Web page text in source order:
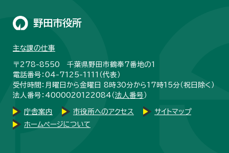
野田市役所
主な課の仕事
〒278-8550 千葉県野田市鶴奉7番地の1
電話番号：04-7125-1111（代表）
受付時間：月曜日から金曜日 8時30分から17時15分（祝日除く）
法人番号：4000020122084（法人番号 ）
庁舎案内 市役所へのアクセス
サイトマップ
ホームページについて